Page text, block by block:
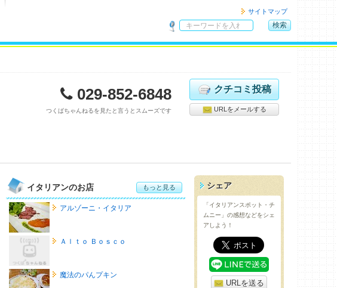
サイトマップ
内
索
検索
029-852-6848
つくばちゃんねるを見たと言うとスムーズです
クチコミ投稿
URLをメールする
イタリアンのお店 もっと見る
アルゾーニ・イタリア
Ａｌｔｏ Ｂｏｓｃｏ
魔法のパんプキン
シェア
「イタリアンスポット・チ
ムニー」の感想などをシェ
アしよう！
URLを送る